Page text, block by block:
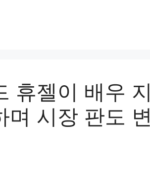
휴젤이 배우 지
며 시장 판도 변